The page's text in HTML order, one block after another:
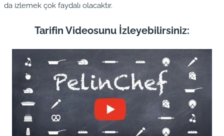
da izlemek çok faydalı olacaktır.
Tarifin Videosunu İzleyebilirsiniz: